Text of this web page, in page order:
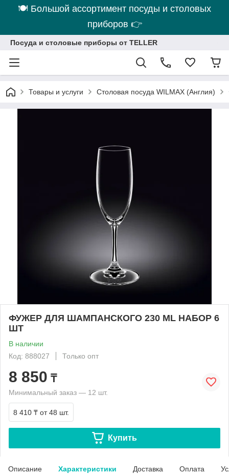
🍽 Большой ассортимент посуды и столовых
приборов 👉
Посуда и столовые приборы от TELLER
Товары и услуги Столовая посуда WILMAX (Англия)
ФУЖЕР ДЛЯ ШАМПАНСКОГО 230 ML НАБОР 6
ШТ
В наличии
Код: 888027
Только опт
8 850 ₸
Минимальный заказ — 12 шт.
8 410 ₸ от 48 шт.
Купить
Описание Характеристики Доставка Оплата